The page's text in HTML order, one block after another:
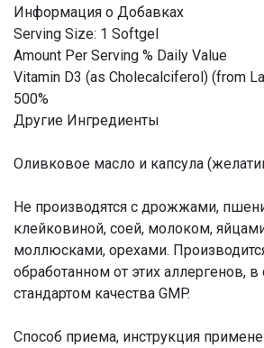
Информация о Добавках
Serving Size: 1 Softgel
Amount Per Serving % Daily Value
Vitamin D3 (as Cholecalciferol) (from
500%
Другие Ингредиенты
Оливковое масло и капсула
Не производятся с дрожжами,
клейковиной, соей, молоком,
моллюсками, орехами.
обработанном от этих аллергенов, в
стандартом качества GMP.
Способ приема, инструкция